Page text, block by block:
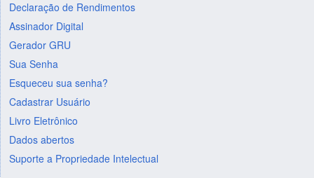
Declaração de Rendimentos
Assinador Digital
Gerador GRU
Sua Senha
Esqueceu sua senha?
Cadastrar Usuário
Livro Eletrônico
Dados abertos
Suporte a Propriedade Intelectual